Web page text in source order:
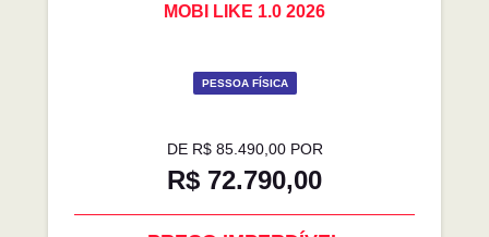
MOBI LIKE 1.0 2026
PESSOA FÍSICA
DE R$ 85.490,00 POR
R$ 72.790,00